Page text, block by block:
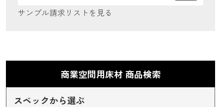
サンプル請求リストを見る
商業空間用床材 商品検索
スペックから選ぶ